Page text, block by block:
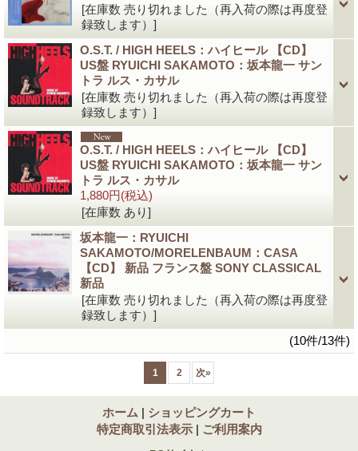
[在庫数 売り切れました（再入荷の際は再度登
録致します）]
O.S.T. / HIGH HEELS：ハイヒール 【CD】
US盤 RYUICHI SAKAMOTO：坂本龍一 サン
トラ ルス・カサル
[在庫数 売り切れました（再入荷の際は再度登
録致します）]
O.S.T. / HIGH HEELS：ハイヒール 【CD】
US盤 RYUICHI SAKAMOTO：坂本龍一 サン
トラ ルス・カサル
1,880円(税込)
[在庫数 あり]
坂本龍一：RYUICHI
SAKAMOTO/MORELENBAUM：CASA
【CD】 新品 フランス盤 SONY CLASSICAL
新品
[在庫数 売り切れました（再入荷の際は再度登
録致します）]
(10件/13件)
1 2 次»
ホーム | ショッピングカート
特定商取引法表示 | ご利用案内